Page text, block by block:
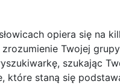
opiera się na
Twojej
szukając
które staną się